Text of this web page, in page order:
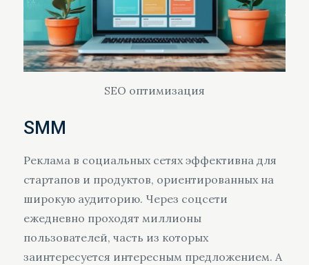
SEO оптимизация
SMM
Реклама в социальных сетях эффективна для
стартапов и продуктов, ориентированных на
широкую аудиторию. Через соцсети
ежедневно проходят миллионы
пользователей, часть из которых
заинтересуется интересным предложением. А